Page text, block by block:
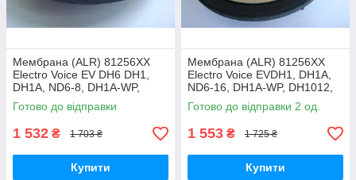
Мембрана (ALR) 81256XX
Electro Voice EV DH6 DH1,
DH1A, ND6-8, DH1A-WP,
DH1012, DH2012, N-DYM-1,
DH1AM7, ADH2012
Готово до відправки
1 532 ₴ 1 703 ₴
Купити
Мембрана (ALR) 81256XX
Electro Voice EVDH1, DH1A,
ND6-16, DH1A-WP, DH1012,
DH2012, N-DYM-1, DH1AM7,
ADH2012
Готово до відправки 2 од.
1 553 ₴ 1 725 ₴
Купити